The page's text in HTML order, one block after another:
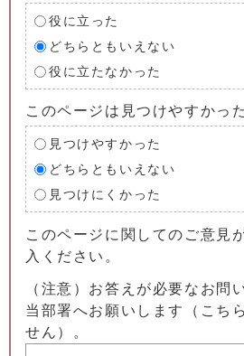
役に立った
どちらともいえない
役に立たなかった
このページは見つけやすかっ
見つけやすかった
どちらともいえない
見つけにくかった
このページに関してのご意見
入ください。
（注意）お答えが必要なお問
当部署へお願いします（こち
せん）。